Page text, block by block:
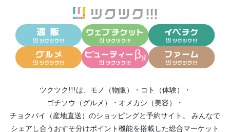
ツクツク!!!は、 モノ（物販） ・ コト（体験）
・
ゴチソウ（グルメ）
・ オメカシ（美容）
・
チョクバイ（産地直送） のショッピングと予約サイト。
みんなで
シェアし合う おすそ分けポイント機能を搭載した総合マーケット